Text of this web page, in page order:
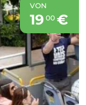
VON
19 00€